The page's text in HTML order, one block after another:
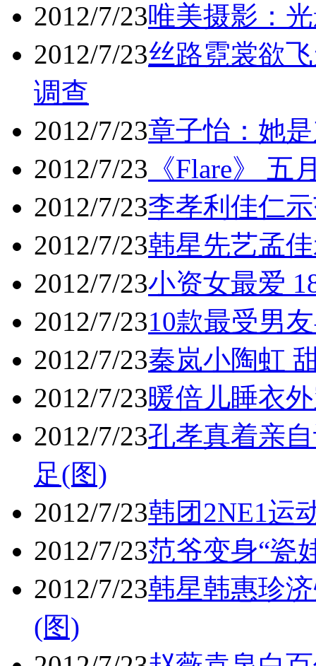
2012/7/23唯美摄影：
2012/7/23丝路霓裳欲
调查
2012/7/23章子怡：她
2012/7/23 《Flare》
2012/7/23李孝利佳仁
2012/7/23韩星先艺孟
2012/7/23小资女最爱
2012/7/2310款最受男
2012/7/23秦岚小陶虹
2012/7/23暖倍儿睡衣
2012/7/23孔孝真着亲
足(图)
2012/7/23韩团2NE1运
2012/7/23范爷变身“瓷
2012/7/23韩星韩惠珍
(图)